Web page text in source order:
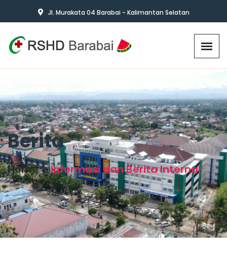
Jl. Murakata 04 Barabai - Kalimantan Selatan
Berita
Home Informasi dan Berita Internal